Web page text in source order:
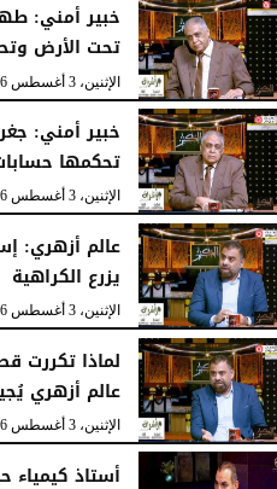
خبير أمني:
تحت الأرض
الإثنين، 3 أغسطس 2026
خبير أمني:
تحكمها حسابات
الإثنين، 3 أغسطس 2026
عالم أزهري:
يزرع الكراهية
الإثنين، 3 أغسطس 2026
لماذا تكررت
عالم أزهري
الإثنين، 3 أغسطس 2026
أستاذ